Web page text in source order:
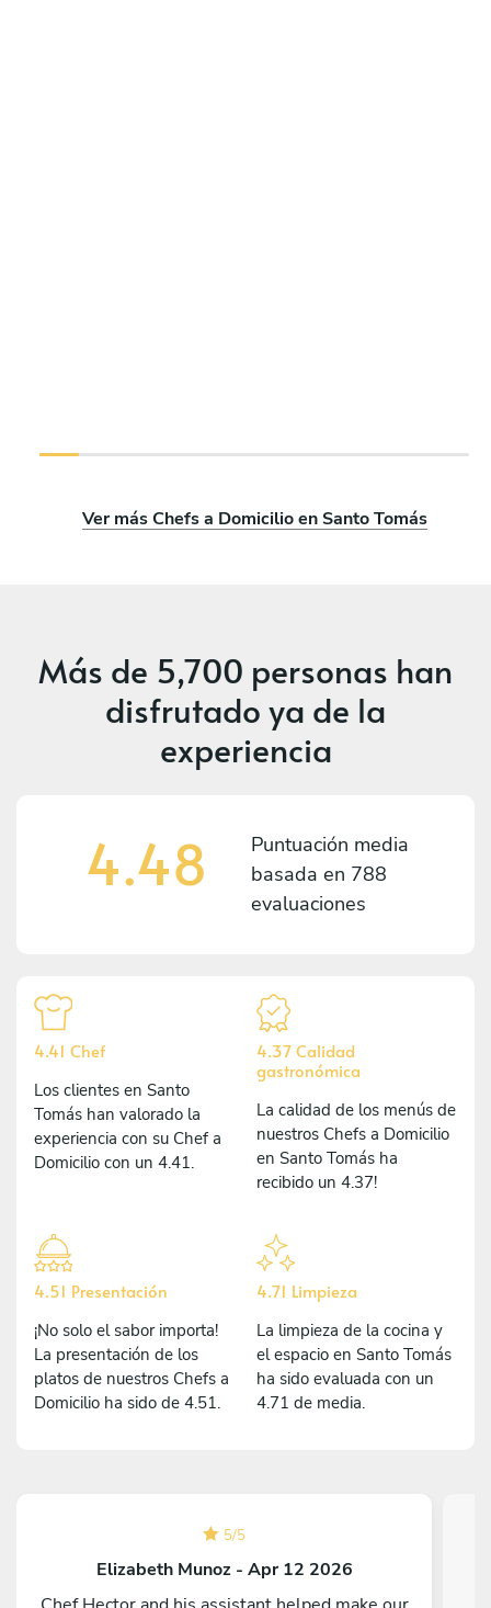
Ver más Chefs a Domicilio en Santo Tomás
Más de 5,700 personas han
disfrutado ya de la
experiencia
4.48
Puntuación media
basada en 788
evaluaciones
4.41 Chef
Los clientes en Santo
Tomás han valorado la
experiencia con su Chef a
Domicilio con un 4.41.
4.37 Calidad
gastronómica
La calidad de los menús de
nuestros Chefs a Domicilio
en Santo Tomás ha
recibido un 4.37!
4.51 Presentación
¡No solo el sabor importa!
La presentación de los
platos de nuestros Chefs a
Domicilio ha sido de 4.51.
4.71 Limpieza
La limpieza de la cocina y
el espacio en Santo Tomás
ha sido evaluada con un
4.71 de media.
5/5
Elizabeth Munoz - Apr 12 2026